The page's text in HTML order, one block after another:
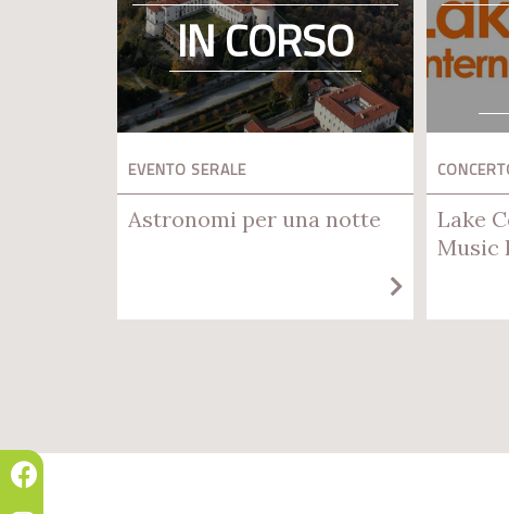
IN CORSO
EVENTO SERALE
Astronomi per una notte
Lake
Music